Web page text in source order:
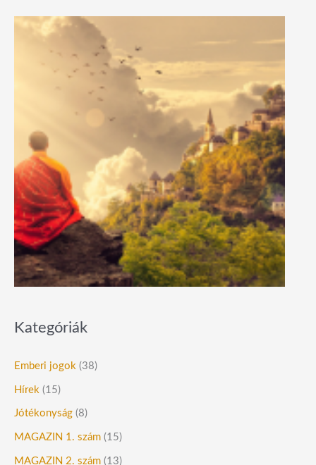
Kategóriák
Emberi jogok (38)
Hírek (15)
Jótékonyság (8)
MAGAZIN 1. szám (15)
MAGAZIN 2. szám (13)